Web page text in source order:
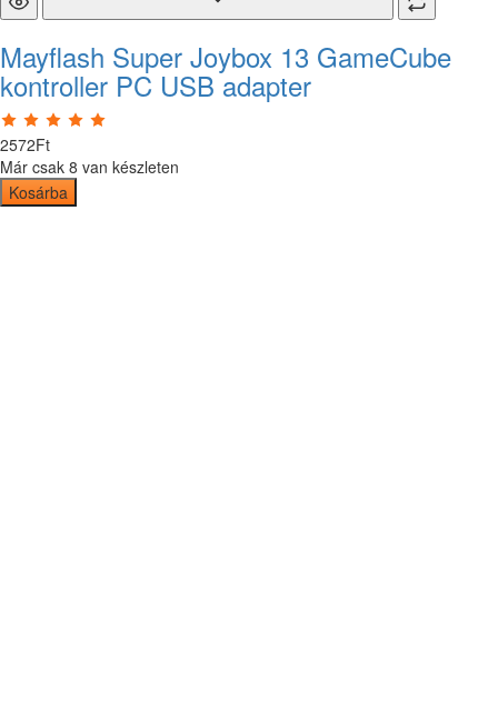
Mayflash Super Joybox 13 GameCube
kontroller PC USB adapter
2572Ft
Már csak 8 van készleten
Kosárba